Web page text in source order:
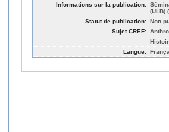
Informations sur la publication:
(ULB)
Statut de publication: Non
Sujet CREF:
Langue: